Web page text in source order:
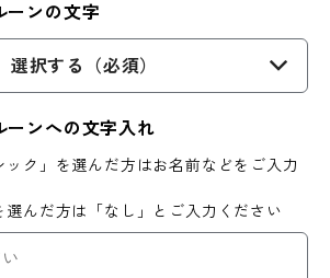
ーンの文字
選択する（必須）
ーンへの文字入れ
ック」を選んだ方はお名前などをご入力
んだ方は「なし」とご入力ください